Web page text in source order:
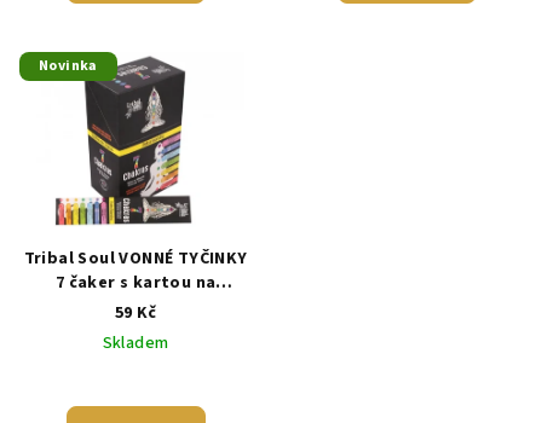
Novinka
Tribal Soul VONNÉ TYČINKY
7 čaker s kartou na
poselství 15 g
59 Kč
Skladem